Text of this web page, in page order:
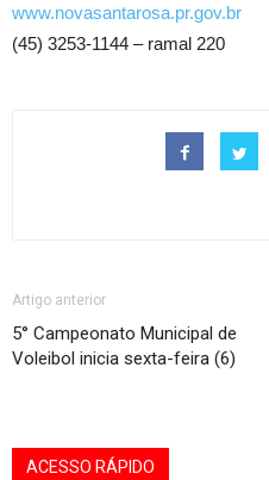
www.novasantarosa.pr.gov.br
(45) 3253-1144 – ramal 220
Artigo anterior
5° Campeonato Municipal de
Voleibol inicia sexta-feira (6)
ACESSO RÁPIDO